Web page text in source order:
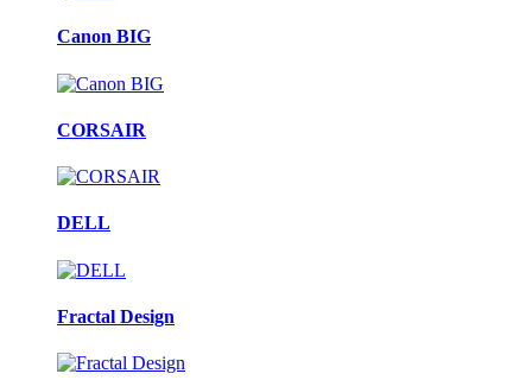
Canon BIG
CORSAIR
DELL
Fractal Design